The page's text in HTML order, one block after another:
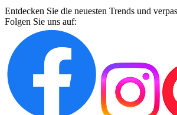
Entdecken Sie die neuesten Trends und
Folgen Sie uns auf: